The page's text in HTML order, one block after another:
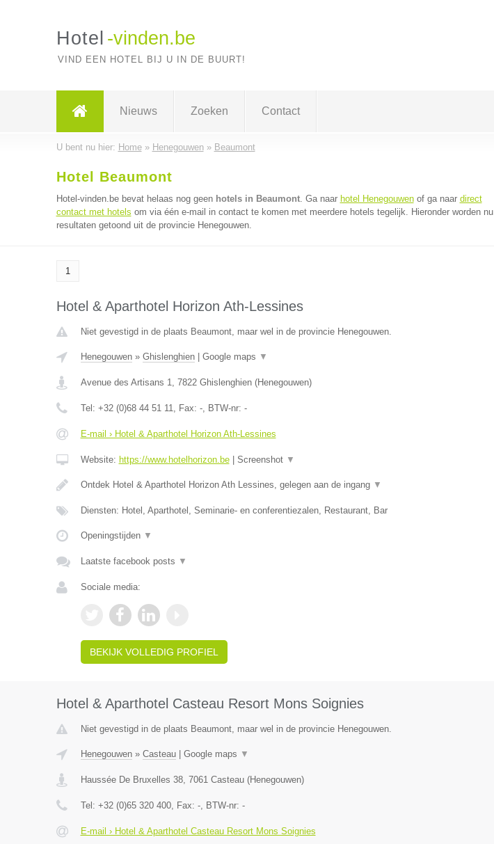
Hotel -vinden.be
VIND EEN HOTEL BIJ U IN DE BUURT!
Nieuws Zoeken Contact
U bent nu hier: Home» Henegouwen» Beaumont
Hotel Beaumont
Hotel-vinden.be bevat helaas nog geen hotels in Beaumont. Ga naar hotel Henegouwenof ga naar direct
contact met hotels om via één e-mail in contact te komen met meerdere hotels tegelijk. Hieronder worden nu
resultaten getoond uit de provincie Henegouwen.
1
Hotel & Aparthotel Horizon Ath-Lessines
Niet gevestigd in de plaats Beaumont, maar wel in de provincie Henegouwen.
Henegouwen» Ghislenghien| Google maps ▼
Avenue des Artisans 1, 7822 Ghislenghien(Henegouwen)
Tel: +32 (0)68 44 51 11, Fax: -, BTW-nr: -
E-mail › Hotel & Aparthotel Horizon Ath-Lessines
Website: https://www.hotelhorizon.be| Screenshot ▼
Ontdek Hotel & Aparthotel Horizon Ath Lessines, gelegen aan de ingang ▼
Diensten: Hotel, Aparthotel, Seminarie- en conferentiezalen, Restaurant, Bar
Openingstijden ▼
Laatste facebook posts ▼
Sociale media:
BEKIJK VOLLEDIG PROFIEL
Hotel & Aparthotel Casteau Resort Mons Soignies
Niet gevestigd in de plaats Beaumont, maar wel in de provincie Henegouwen.
Henegouwen» Casteau| Google maps ▼
Haussée De Bruxelles 38, 7061 Casteau(Henegouwen)
Tel: +32 (0)65 320 400, Fax: -, BTW-nr: -
E-mail › Hotel & Aparthotel Casteau Resort Mons Soignies